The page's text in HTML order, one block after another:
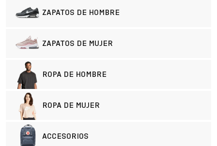
ZAPATOS DE HOMBRE
ZAPATOS DE MUJER
ROPA DE HOMBRE
ROPA DE MUJER
ACCESORIOS